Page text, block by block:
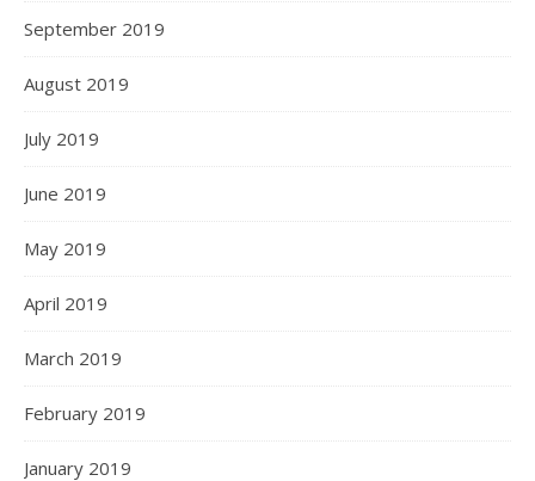
September 2019
August 2019
July 2019
June 2019
May 2019
April 2019
March 2019
February 2019
January 2019